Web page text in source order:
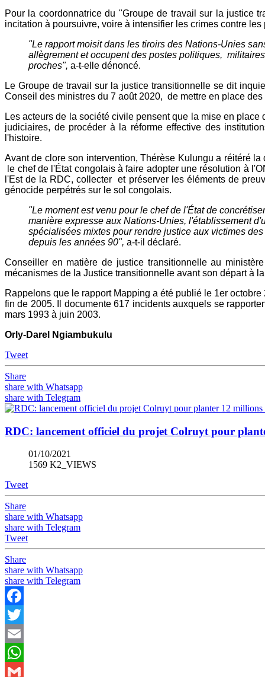
Pour la coordonnatrice du "Groupe de travail sur la justice
incitation à poursuivre, voire à intensifier les crimes contre
"Le rapport moisit dans les tiroirs des Nations-Unies
allègrement et occupent des postes politiques,
proches", a-t-elle dénoncé.
Le Groupe de travail sur la justice transitionnelle se dit
Conseil des ministres du 7 août 2020, de mettre en place
Les acteurs de la société civile pensent que la mise en
judiciaires, de procéder à la réforme effective des
l'histoire.
Avant de clore son intervention, Thérèse Kulungu a réitéré
le chef de l'État congolais à faire adopter une résolution à
l'Est de la RDC, collecter et préserver les éléments de
génocide perpétrés sur le sol congolais.
"Le moment est venu pour le chef de l'État de
manière expresse aux Nations-Unies, l'établissement
spécialisées mixtes pour rendre justice aux victimes
depuis les années 90", a-t-il déclaré.
Conseiller en matière de justice transitionnelle au
mécanismes de la Justice transitionnelle avant son départ à
Rappelons que le rapport Mapping a été publié le 1er
fin de 2005. Il documente 617 incidents auxquels se
mars 1993 à juin 2003.
Orly-Darel Ngiambukulu
Tweet
Share
share with Whatsapp
share with Telegram
RDC: lancement officiel du projet Colruyt pour
01/10/2021
1569 K2_VIEWS
Tweet
Share
share with Whatsapp
share with Telegram
Tweet
Share
share with Whatsapp
share with Telegram
Facebook
Twitter
Email
WhatsApp